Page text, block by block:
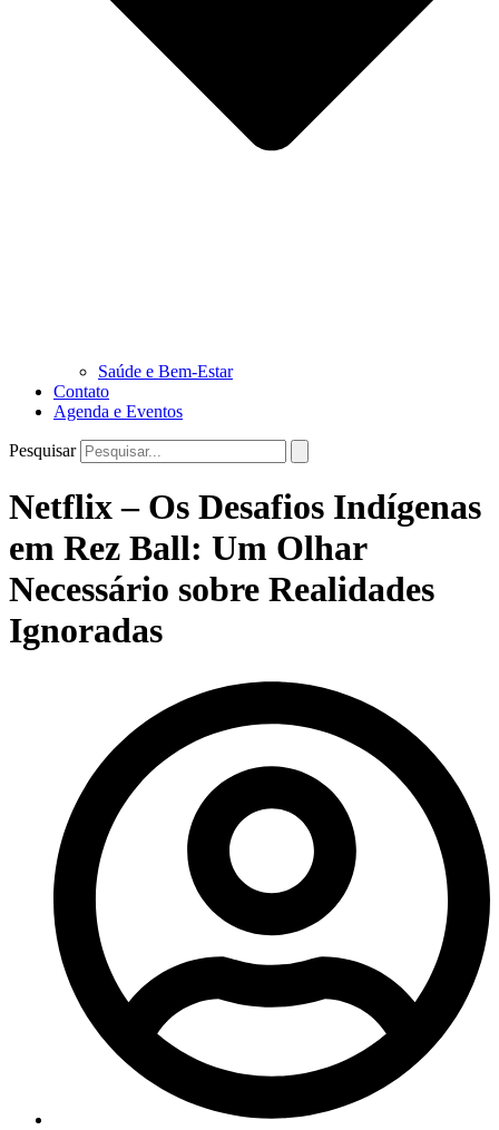
Saúde e Bem-Estar
Contato
Agenda e Eventos
Pesquisar
Netflix – Os Desafios Indígenas
em Rez Ball: Um Olhar
Necessário sobre Realidades
Ignoradas